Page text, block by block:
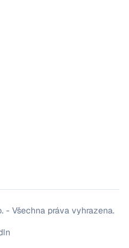
- Všechna práva vyhrazena.